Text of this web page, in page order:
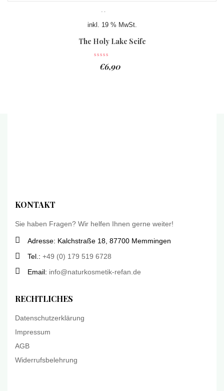
inkl. 19 % MwSt.
The Holy Lake Seife
€6,90
KONTAKT
Sie haben Fragen? Wir helfen Ihnen gerne weiter!
Adresse: Kalchstraße 18, 87700 Memmingen
Tel.: +49 (0) 179 519 6728
Email: info@naturkosmetik-refan.de
RECHTLICHES
Datenschutzerklärung
Impressum
AGB
Widerrufsbelehrung